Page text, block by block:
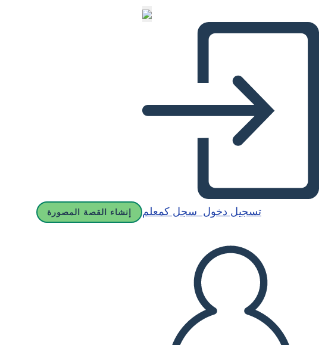
إنشاء القصة المصورة تسجيل دخول سجل كمعلم